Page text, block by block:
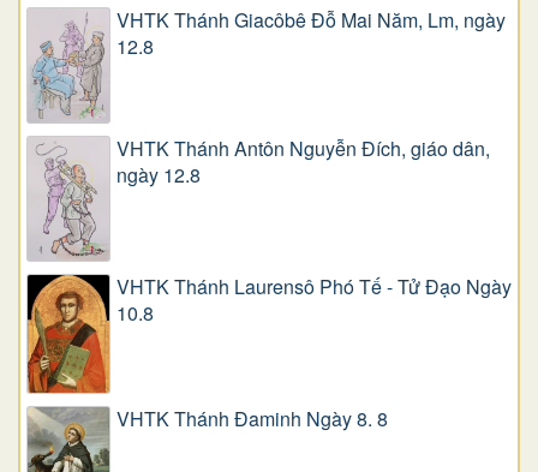
VHTK Thánh Giacôbê Ðỗ Mai Năm, Lm, ngày
12.8
VHTK Thánh Antôn Nguyễn Ðích, giáo dân,
ngày 12.8
VHTK Thánh Laurensô Phó Tế - Tử Đạo Ngày
10.8
VHTK Thánh Đaminh Ngày 8. 8